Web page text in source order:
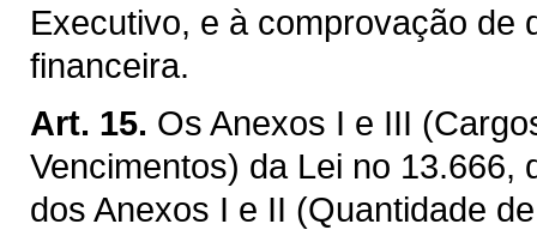
Executivo, e à comprovação de
financeira.
Art. 15. Os Anexos I e III
Vencimentos) da Lei no 13.666,
dos Anexos I e II (Quantidade